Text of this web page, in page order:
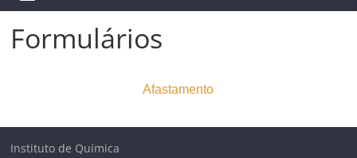
Formulários
Afastamento
Instituto de Química